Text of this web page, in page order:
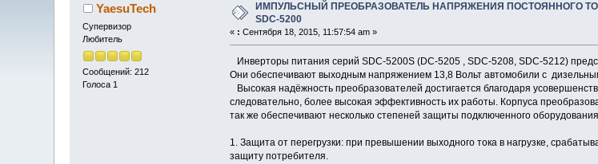
YaesuTech
Супервизор
Любитель
Сообщений: 212
Голоса 1
ИМПУЛЬСНЫЙ ПРЕОБРАЗОВАТЕЛЬ НАПРЯЖЕНИЯ ПОСТОЯННОГО
SDC-5200
« : Сентября 18, 2015, 11:57:54 am »
Инверторы питания серий SDC-5200S (DC-5205 , SDC-5208, SDC-5212)
Они обеспечивают выходным напряжением 13,8 Вольт автомобили с
Высокая надёжность преобразователей достигается благодаря
следовательно, более высокая эффективность их работы. Корпуса
так же обеспечивают несколько степеней защиты подключенного
1. Защита от перегрузки: при превышении выходного тока в нагрузке,
защиту потребителя.